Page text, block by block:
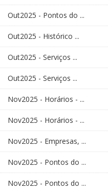
Out2025 - Pontos do ...
Out2025 - Histórico ...
Out2025 - Serviços ...
Out2025 - Serviços ...
Nov2025 - Horários - ...
Nov2025 - Horários - ...
Nov2025 - Empresas, ...
Nov2025 - Pontos do ...
Nov2025 - Pontos do ...